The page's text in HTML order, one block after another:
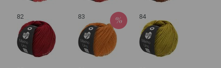
82 83 84